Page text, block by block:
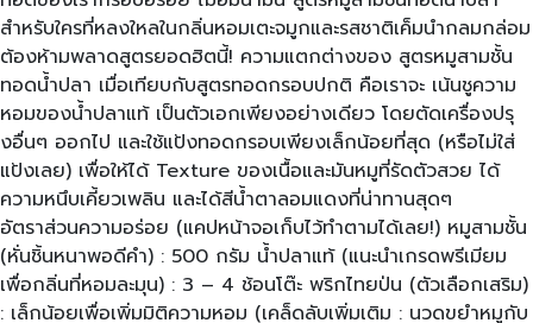
สำหรับใครที่หลงใหลในกลิ่นหอมเตะจมูกและรสชาติเค็มนำกลมกล่อม
ต้องห้ามพลาดสูตรยอดฮิตนี้! ความแตกต่างของ สูตรหมูสามชั้น
ทอดน้ำปลา เมื่อเทียบกับสูตรทอดกรอบปกติ คือเราจะ เน้นชูความ
หอมของน้ำปลาแท้ เป็นตัวเอกเพียงอย่างเดียว โดยตัดเครื่องปรุ
งอื่นๆ ออกไป และใช้แป้งทอดกรอบเพียงเล็กน้อยที่สุด (หรือไม่ใส่
แป้งเลย) เพื่อให้ได้ Texture ของเนื้อและมันหมูที่รัดตัวสวย ได้
ความหนึบเคี้ยวเพลิน และได้สีน้ำตาลอมแดงที่น่าทานสุดๆ
อัตราส่วนความอร่อย (แคปหน้าจอเก็บไว้ทำตามได้เลย!) หมูสามชั้น
(หั่นชิ้นหนาพอดีคำ) : 500 กรัม น้ำปลาแท้ (แนะนำเกรดพรีเมียม
เพื่อกลิ่นที่หอมละมุน) : 3 – 4 ช้อนโต๊ะ พริกไทยป่น (ตัวเลือกเสริม)
: เล็กน้อยเพื่อเพิ่มมิติความหอม (เคล็ดลับเพิ่มเติม : นวดขยำหมูกับ